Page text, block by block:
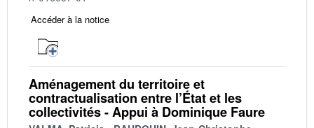
Accéder à la notice
Aménagement du territoire et
contractualisation entre l’État et les
collectivités - Appui à Dominique Faure